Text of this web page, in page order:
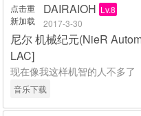
点击重
新加载
DAIRAIOH Lv.8
2017-3-30
尼尔 机械纪元(NieR
LAC]
现在像我这样机智的人不多了
音乐下载